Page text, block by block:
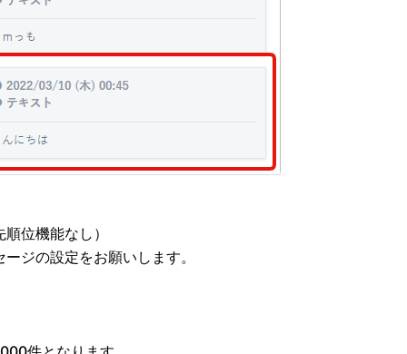
位機能なし）
ジの設定をお願いします。